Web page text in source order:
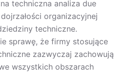
techniczna analiza due
organizacyjnej
techniczne.
sprawę, że firmy stosujące
zazwyczaj zachowują
wszystkich obszarach